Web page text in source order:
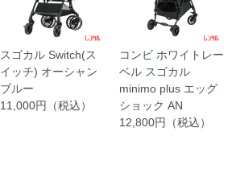
スゴカル Switch(ス
イッチ) オーシャン
ブルー
11,000円（税込）
コンビ ホワイトレー
ベル スゴカル
minimo plus エッグ
ショック AN
12,800円（税込）